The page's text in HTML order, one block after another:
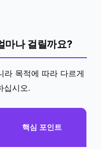
마나 걸릴까요?
라 목적에 따라 다르게
십시오.
핵심 포인트